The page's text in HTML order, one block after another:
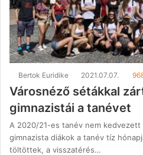
Bertok Euridike 2021.07.07.
Városnéző sétákkal
gimnazistái a tanévet
A 2020/21-es tanév nem kedvezett
gimnazista diákok a tanév tíz
töltöttek, a visszatérés…